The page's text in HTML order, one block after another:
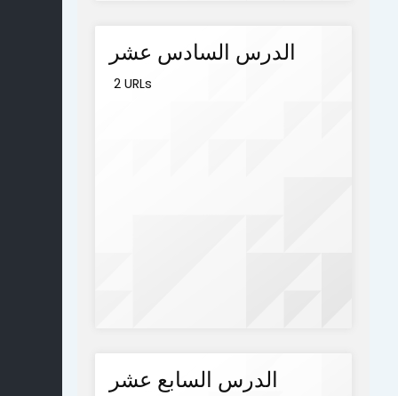
الدرس السادس عشر
2 URLs
الدرس السابع عشر